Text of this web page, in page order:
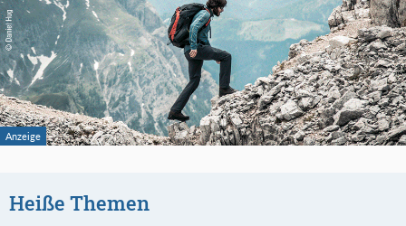
Heiße Themen